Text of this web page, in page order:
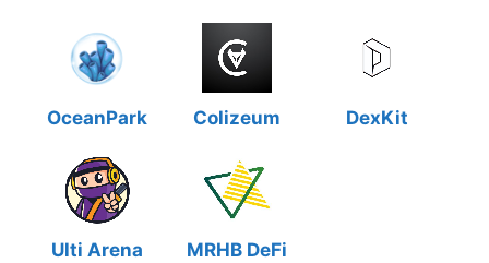
OceanPark Colizeum DexKit
Ulti Arena MRHB DeFi